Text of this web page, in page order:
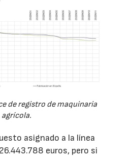
de registro de maquinaria
agrícola.
asignado a la línea
euros, pero si